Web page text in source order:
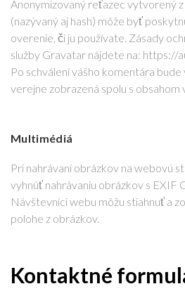
N
Ý
C
Ú
D
A
O
Anonymizovaný reťazec vytvorený
(nazývaný aj hash) môže byť
overenie, či ju používate. Zásady
služby Gravatar nájdete na: https://
Po schválení vášho komentára
verejne zobrazená spolu s obsahom
Multimédiá
Pri nahrávaní obrázkov na webovú
vyhnúť nahrávaniu obrázkov s EXIF
Návštevníci webu môžu stiahnuť a
polohe z obrázkov.
Kontaktné